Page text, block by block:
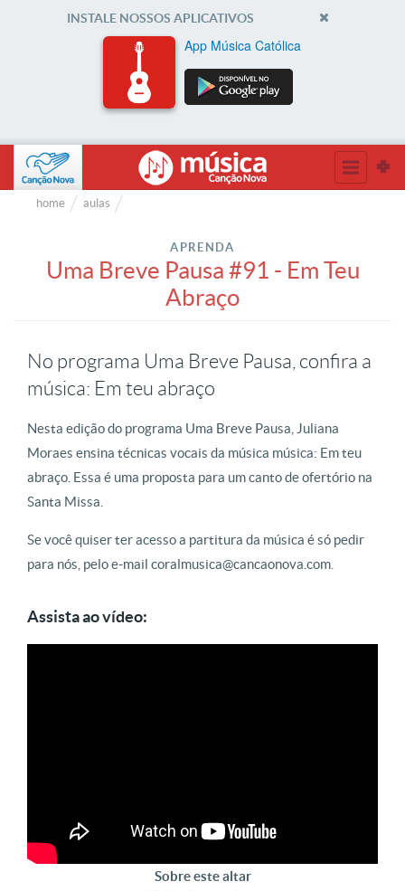
INSTALE NOSSOS APLICATIVOS
App Música Católica
home aulas
APRENDA
Uma Breve Pausa #91 - Em Teu
Abraço
No programa Uma Breve Pausa, confira a
música: Em teu abraço
Nesta edição do programa Uma Breve Pausa, Juliana
Moraes ensina técnicas vocais da música música: Em teu
abraço. Essa é uma proposta para um canto de ofertório na
Santa Missa.
Se você quiser ter acesso a partitura da música é só pedir
para nós, pelo e-mail coralmusica@cancaonova.com.
Assista ao vídeo:
Sobre este altar